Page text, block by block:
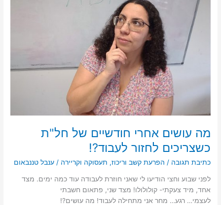
k
מה עושים אחרי חודשיים של חל"ת
כשצריכים לחזור לעבוד?!
כתיבת תגובה / הפרעת קשב וריכוז, תעסוקה וקריירה /ענבל טננבאום
לפני שבוע וחצי הודיעו לי שאני חוזרת לעבודה עוד כמה ימים. מצד
אחד, מיד צעקתי- קולולולו! מצד שני, פתאום חשבתי
לעצמי… רגע… מחר אני מתחילה לעבוד! מה עושים?!
חודשיים
כשצריכים